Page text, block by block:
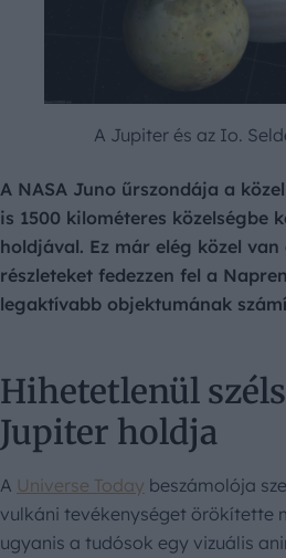
A Jupiter és az Io.
A NASA Juno űrszondája a
is 1500 kilométeres közelségbe
holdjával. Ez már elég közel
részleteket fedezzen fel a
legaktívabb objektumának
Hihetetlenül
Jupiter holdja
A Universe Today beszámolója
vulkáni tevékenységet örökítette
ugyanis a tudósok egy vizuális